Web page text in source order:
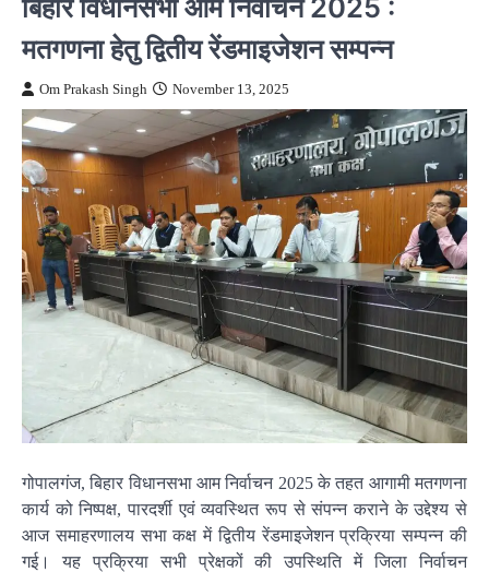
मतगणना हेतु द्वितीय रेंडमाइजेशन सम्पन्न
Om Prakash Singh November 13, 2025
गोपालगंज, बिहार विधानसभा आम निर्वाचन 2025 के तहत आगामी मतगणना
कार्य को निष्पक्ष, पारदर्शी एवं व्यवस्थित रूप से संपन्न कराने के उद्देश्य से
आज समाहरणालय सभा कक्ष में द्वितीय रेंडमाइजेशन प्रक्रिया सम्पन्न की
गई। यह प्रक्रिया सभी प्रेक्षकों की उपस्थिति में जिला निर्वाचन